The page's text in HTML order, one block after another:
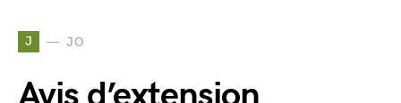
J JO